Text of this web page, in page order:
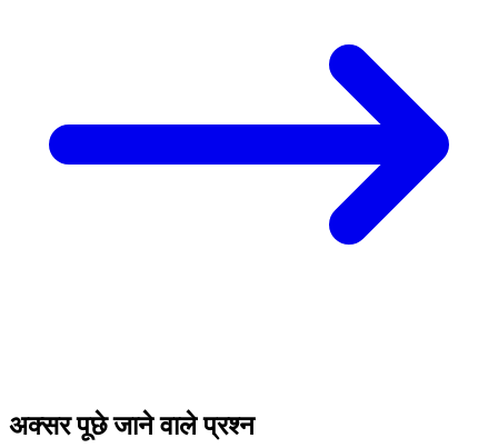
अक्सर पूछे जाने वाले प्रश्न